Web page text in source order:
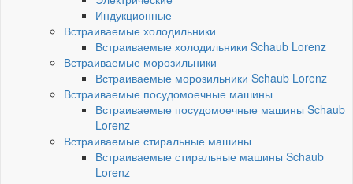
Индукционные
Встраиваемые холодильники
Встраиваемые холодильники Schaub Lorenz
Встраиваемые морозильники
Встраиваемые морозильники Schaub Lorenz
Встраиваемые посудомоечные машины
Встраиваемые посудомоечные машины Schaub
Lorenz
Встраиваемые стиральные машины
Встраиваемые стиральные машины Schaub
Lorenz